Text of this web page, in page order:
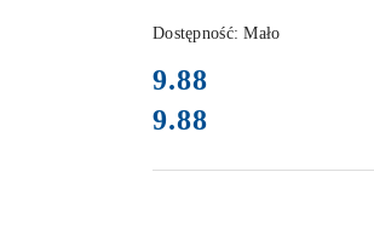
Dostępność:Mało
cena:
9.88
Cena:
9.88